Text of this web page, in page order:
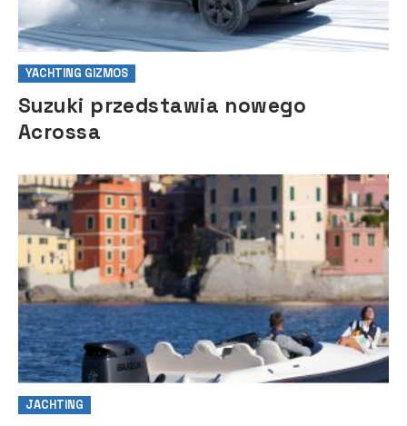
YACHTING GIZMOS
Suzuki przedstawia nowego
Acrossa
JACHTING